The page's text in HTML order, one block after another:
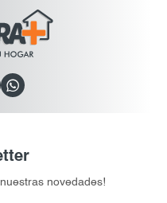

novedades!